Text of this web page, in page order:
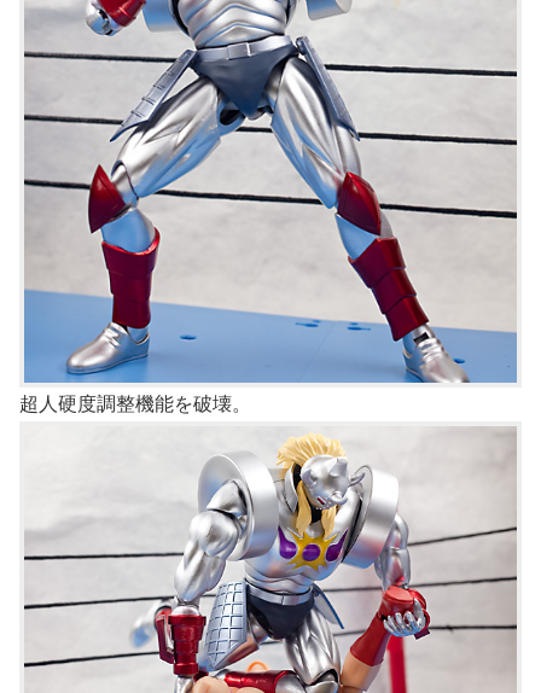
超人硬度調整機能を破壊。